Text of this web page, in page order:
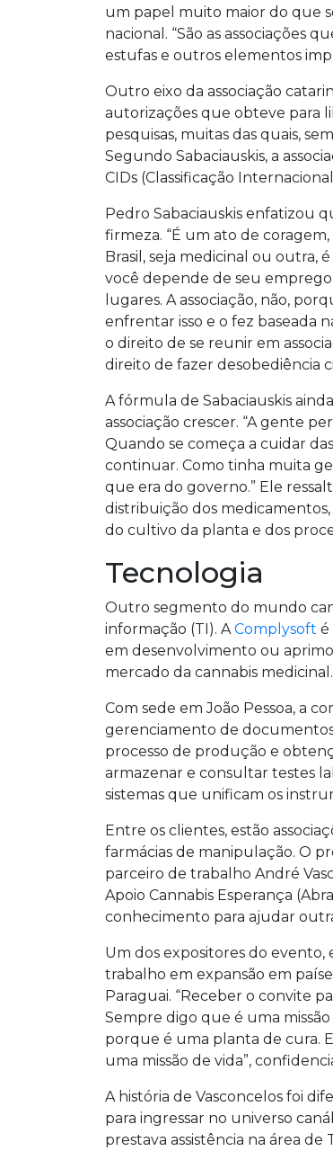
um papel muito maior do que
nacional. “São as associações
estufas e outros elementos
Outro eixo da associação
autorizações que obteve para
pesquisas, muitas das quais,
Segundo Sabaciauskis, a
CIDs (Classificação
Pedro Sabaciauskis enfatizou
firmeza. “É um ato de
Brasil, seja medicinal ou outra,
você depende de seu
lugares. A associação, não,
enfrentar isso e o fez baseada
o direito de se reunir em
direito de fazer desobediência
A fórmula de Sabaciauskis
associação crescer. “A gente
Quando se começa a cuidar
continuar. Como tinha muita
que era do governo.” Ele
distribuição dos
do cultivo da planta e dos
Tecnologia
Outro segmento do mundo
informação (TI). AComplysoft é
em desenvolvimento ou
mercado da cannabis medicinal.
Com sede em João Pessoa, a
gerenciamento de documentos
processo de produção e
armazenar e consultar testes
sistemas que unificam os
Entre os clientes, estão
farmácias de manipulação. O
parceiro de trabalho André
Apoio Cannabis Esperança
conhecimento para ajudar
Um dos expositores do evento,
trabalho em expansão em
Paraguai. “Receber o convite
Sempre digo que é uma
porque é uma planta de cura.
uma missão de vida”,
A história de Vasconcelos foi
para ingressar no universo
prestava assistência na área